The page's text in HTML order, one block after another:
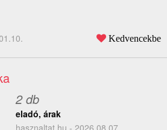
Kedvencekbe
2 db
eladó, árak